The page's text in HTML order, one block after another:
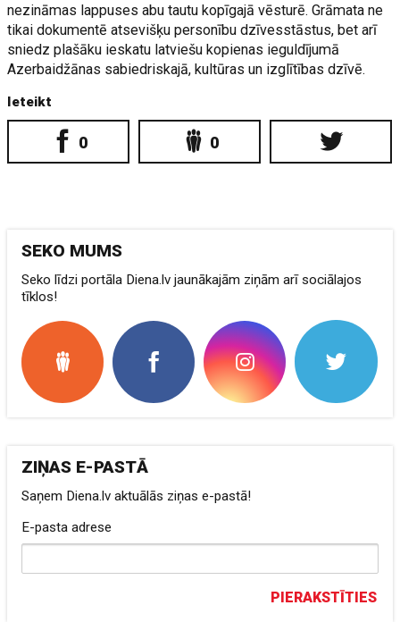
nezināmas lappuses abu tautu kopīgajā vēsturē. Grāmata ne
tikai dokumentē atsevišķu personību dzīvesstāstus, bet arī
sniedz plašāku ieskatu latviešu kopienas ieguldījumā
Azerbaidžānas sabiedriskajā, kultūras un izglītības dzīvē.
Ieteikt
0 0
SEKO MUMS
Seko līdzi portāla Diena.lv jaunākajām ziņām arī sociālajos
tīklos!
ZIŅAS E-PASTĀ
Saņem Diena.lv aktuālās ziņas e-pastā!
E-pasta adrese
PIERAKSTĪTIES